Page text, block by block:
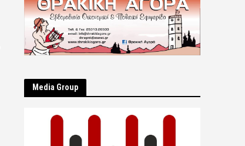
Μedia Group